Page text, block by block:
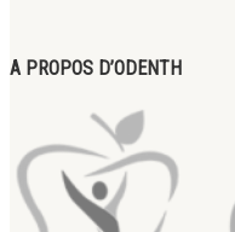
A PROPOS D’ODENTH